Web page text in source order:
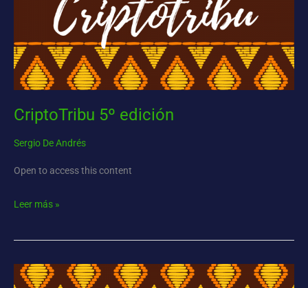
CriptoTribu 5º edición
Sergio De Andrés
Open to access this content
Leer más »
Cripto-